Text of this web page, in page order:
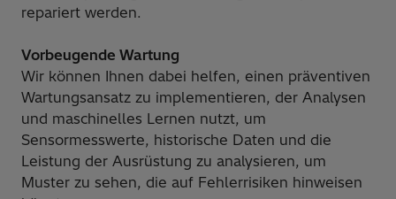
repariert werden.
Vorbeugende Wartung
Wir können Ihnen dabei helfen, einen präventiven
Wartungsansatz zu implementieren, der Analysen
und maschinelles Lernen nutzt, um
Sensormesswerte, historische Daten und die
Leistung der Ausrüstung zu analysieren, um
Muster zu sehen, die auf Fehlerrisiken hinweisen